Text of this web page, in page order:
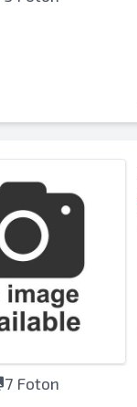
7 Foton